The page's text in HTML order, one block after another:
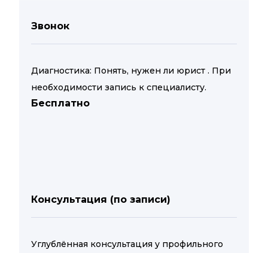
Звонок
Диагностика: Понять, нужен ли юрист . При
необходимости запись к специалисту.
Бесплатно
Консультация (по записи)
Углублённая консультация у профильного